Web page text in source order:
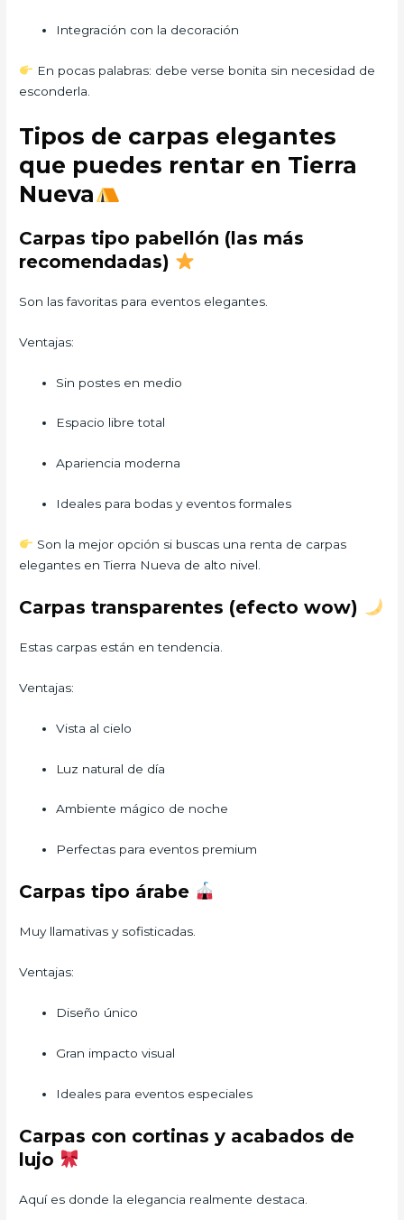
Integración con la decoración
En pocas palabras: debe verse bonita sin necesidad de
esconderla.
Tipos de carpas elegantes
que puedes rentar en Tierra
Nueva
Carpas tipo pabellón (las más
recomendadas)
Son las favoritas para eventos elegantes.
Ventajas:
Sin postes en medio
Espacio libre total
Apariencia moderna
Ideales para bodas y eventos formales
Son la mejor opción si buscas una renta de carpas
elegantes en Tierra Nueva de alto nivel.
Carpas transparentes (efecto wow)
Estas carpas están en tendencia.
Ventajas:
Vista al cielo
Luz natural de día
Ambiente mágico de noche
Perfectas para eventos premium
Carpas tipo árabe
Muy llamativas y sofisticadas.
Ventajas:
Diseño único
Gran impacto visual
Ideales para eventos especiales
Carpas con cortinas y acabados de
lujo
Aquí es donde la elegancia realmente destaca.